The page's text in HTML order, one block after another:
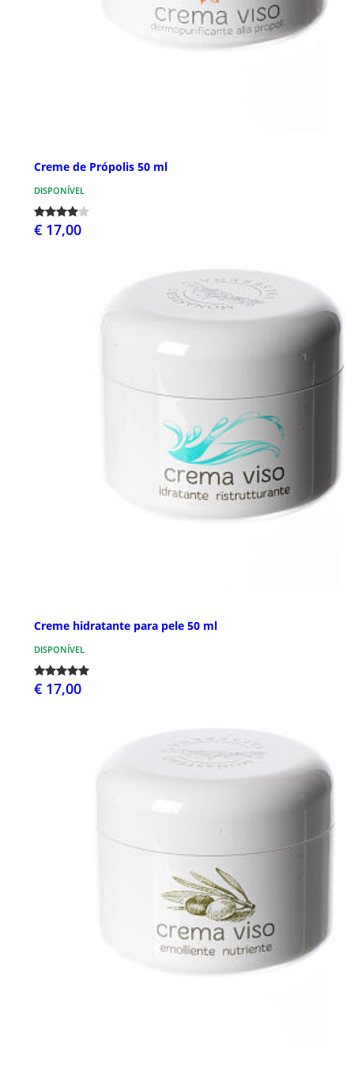
Creme de Própolis 50 ml
DISPONÍVEL
€ 17,00
Creme hidratante para pele 50 ml
DISPONÍVEL
€ 17,00